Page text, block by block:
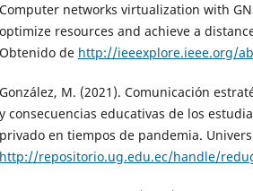
Computer networks virtualization with
optimize resources and achieve a
Obtenido de http://ieeexplore.ieee.org/
González, M. (2021). Comunicación
y consecuencias educativas de los
privado en tiempos de pandemia.
http://repositorio.ug.edu.ec/handle/